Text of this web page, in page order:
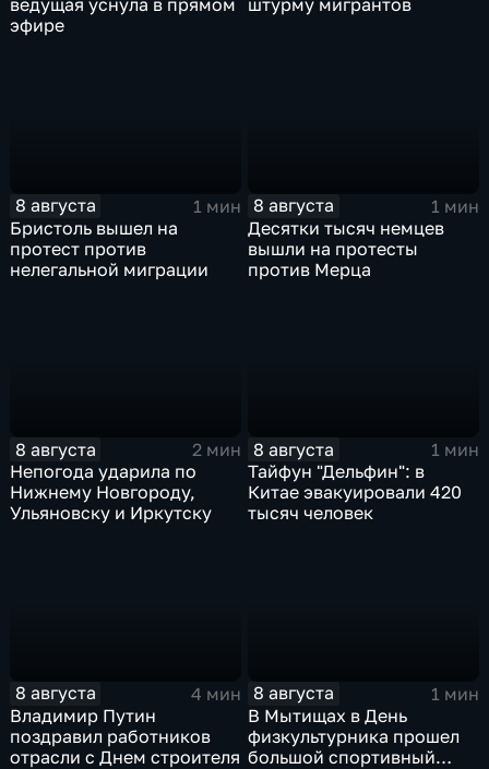
ведущая уснула в прямом
эфире
штурму мигрантов
8 августа
1 мин
Бристоль вышел на
протест против
нелегальной миграции
8 августа
1 мин
Десятки тысяч немцев
вышли на протесты
против Мерца
8 августа
2 мин
Непогода ударила по
Нижнему Новгороду,
Ульяновску и Иркутску
8 августа
1 мин
Тайфун "Дельфин": в
Китае эвакуировали 420
тысяч человек
8 августа
4 мин
Владимир Путин
поздравил работников
отрасли с Днем строителя
8 августа
1 мин
В Мытищах в День
физкультурника прошел
большой спортивный